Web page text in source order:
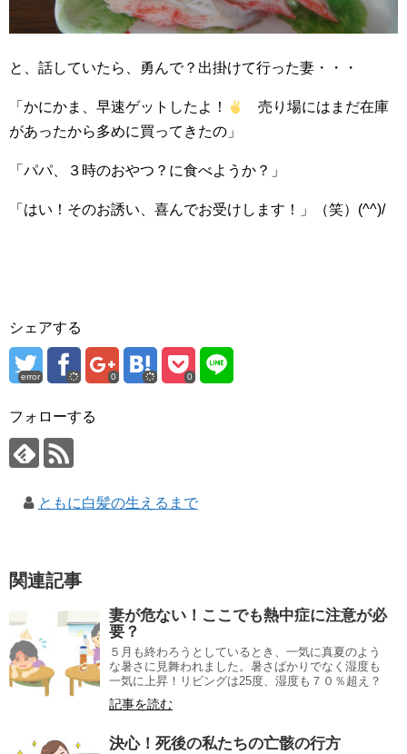
と、話していたら、勇んで？出掛けて行った妻・・・
「かにかま、早速ゲットしたよ！
売り場にはまだ在庫
があったから多めに買ってきたの」
「パパ、３時のおやつ？に食べようか？」
「はい！そのお誘い、喜んでお受けします！」（笑）(^^)/
シェアする
error 0 0
フォローする
ともに白髪の生えるまで
関連記事
妻が危ない！ここでも熱中症に注意が必
要？
５月も終わろうとしているとき、一気に真夏のよう
な暑さに見舞われました。暑さばかりでなく湿度も
一気に上昇！リビングは25度、湿度も７０％超え？
記事を読む
決心！死後の私たちの亡骸の行方